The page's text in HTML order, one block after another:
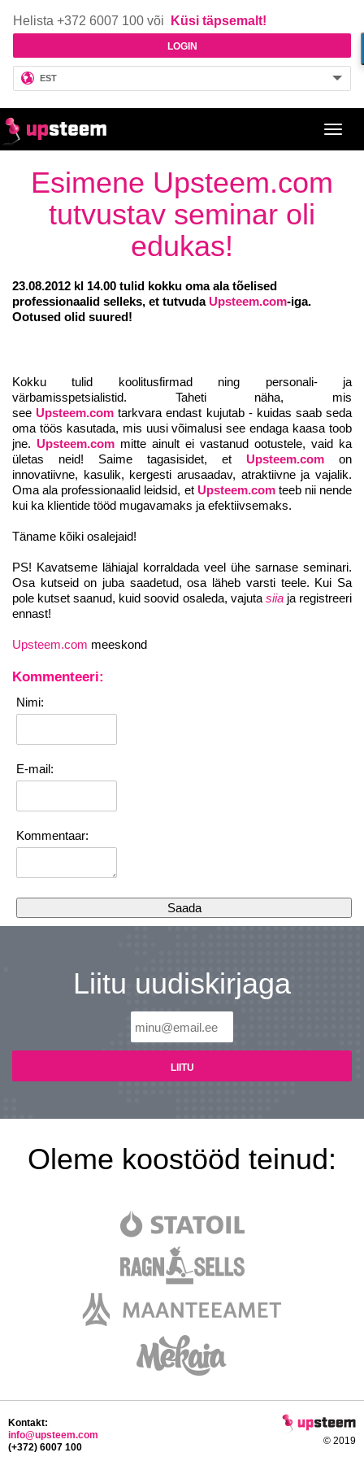
Helista +372 6007 100 või Küsi täpsemalt!
LOGIN
EST
Esimene Upsteem.com
tutvustav seminar oli
edukas!
23.08.2012 kl 14.00 tulid kokku oma ala tõelised
professionaalid selleks, et tutvuda Upsteem.com-iga.
Ootused olid suured!
Kokku tulid koolitusfirmad ning personali- ja
värbamisspetsialistid. Taheti näha, mis
see Upsteem.com tarkvara endast kujutab - kuidas saab seda
oma töös kasutada, mis uusi võimalusi see endaga kaasa toob
jne. Upsteem.com mitte ainult ei vastanud ootustele, vaid ka
ületas neid! Saime tagasisidet, et Upsteem.com
on
innovatiivne, kasulik, kergesti arusaadav, atraktiivne ja vajalik.
Oma ala professionaalid leidsid, et Upsteem.comteeb nii nende
kui ka klientide tööd mugavamaks ja efektiivsemaks.
Täname kõiki osalejaid!
PS! Kavatseme lähiajal korraldada veel ühe sarnase seminari.
Osa kutseid on juba saadetud, osa läheb varsti teele. Kui Sa
pole kutset saanud, kuid soovid osaleda, vajuta siia ja registreeri
ennast!
Upsteem.com meeskond
Kommenteeri:
Nimi:
E-mail:
Kommentaar:
Liitu uudiskirjaga
Oleme koostööd teinud:
© 2019
Kontakt:
info@upsteem.com
(+372) 6007 100